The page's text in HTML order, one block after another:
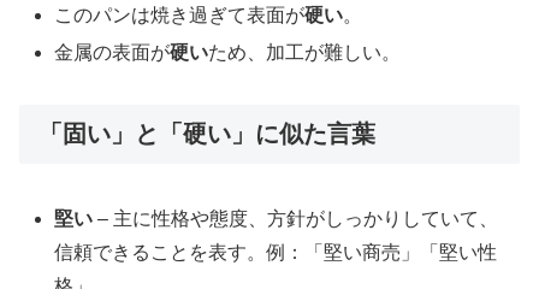
このパンは焼き過ぎて表面が硬い。
金属の表面が硬いため、加工が難しい。
「固い」と「硬い」に似た言葉
堅い – 主に性格や態度、方針がしっかりしていて、
信頼できることを表す。例：「堅い商売」「堅い性